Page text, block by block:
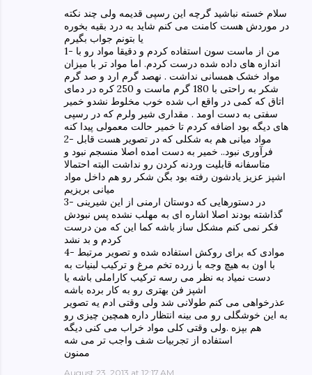
سلام خسته نباشید گرچه این رسپی قدیمه ولی چند نکته
در موردش هست کامنت می کنم شاید به درد بقیه بخوره
یا بتونم جواب بگیرم
1- من از ماست سون استفاده کردم و دقیقا مواد رو با
اندازه های داده شده درست کردم. اما مواد تر با میزان
مواد خشک همسانی نداشت . نهصد گرم ارد و صد گرم
شکر به راحتی با 180 گرم ماست و 250 کره در دمای
اتاق که کمی در واقع اب شده خوب مخلوط نشدو خمیر
سفتی به دست اومد . مقداری شیر ولرم که در رسپی
های دیگه بود اضافه کردم تا خمیر حالت معمولی پیدا کنه
2- مواد میانی هم به شکلی که در تصویر هست قابل
فرآوری نبود.. خمیر به دست امده اصلا منسجم نبود و
متاسفانه قابلیت وردنه کردن رو نداشت البته احتمالا
اشپز عزیز یادشون رفته بود بگن شکر رو هم داخل مواد
میانی بریزیم
3- در دستورهایی که دوستان ارمنی از این شیرینی
گذاشته بودند اصلا اشاره ای به مهلب نشده پس نبودش
فکر نمی کنم مشکل ساز باشه کما این که من درست
کردم و بد نشد
4- موادی که برای روکش استفاده شده و تصویر مرتبط
با اون به هیچ وجه با زرده تخم مرغ و ترکیب لبنیات به
دست نمیاد به نظر می رسه ترکیب کاراملی باشه یا
اشپز فن بهتری رو به کار برده باشه
عذرخواهی می کنم طولانی شد ولی وقتی ادم یه تصویر
به این خوشگلی رو می بینه انتظار داره همچین چیزی رو
هم بپزه .ولی وقتی کلی مواد خراب می کنی دیگه
استفاده از تجربیات شف واجب تر می شه
ممنون
August 23, 2013 at 12:17 AM